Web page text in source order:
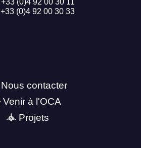
(0)4 92 00 30 33
Nous contacter
Venir à l'OCA
Projets